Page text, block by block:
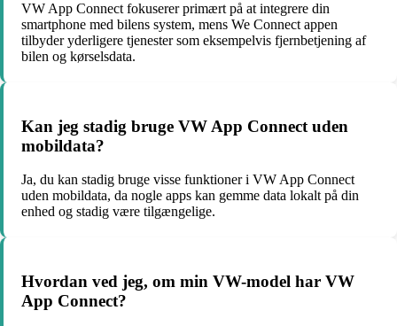
VW App Connect fokuserer primært på at integrere din
smartphone med bilens system, mens We Connect appen
tilbyder yderligere tjenester som eksempelvis fjernbetjening af
bilen og kørselsdata.
Kan jeg stadig bruge VW App Connect uden
mobildata?
Ja, du kan stadig bruge visse funktioner i VW App Connect
uden mobildata, da nogle apps kan gemme data lokalt på din
enhed og stadig være tilgængelige.
Hvordan ved jeg, om min VW-model har VW
App Connect?